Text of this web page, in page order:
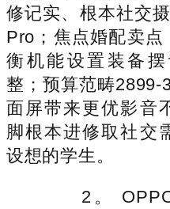
修记实、根本社交
Pro；焦点婚配卖
衡机能设置装备
整；预算范畴2899-
面屏带来更优影音
脚根本进修取社交
设想的学生。
2。 OPPO